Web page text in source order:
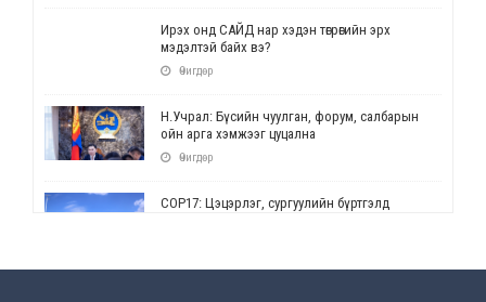
Ирэх онд САЙД нар хэдэн төгрөгийн эрх
мэдэлтэй байх вэ?
Өчигдөр
Н.Учрал: Бүсийн чуулган, форум, салбарын
ойн арга хэмжээг цуцална
Өчигдөр
СОР17: Цэцэрлэг, сургуулийн бүртгэлд